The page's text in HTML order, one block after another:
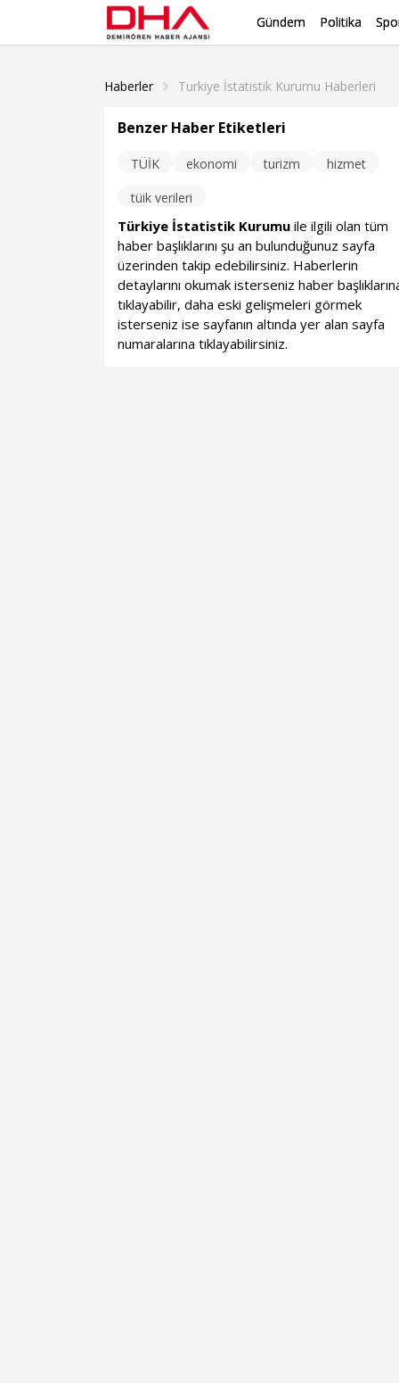
Gündem Politika
Haberler
Turkiye İstatistik Kurumu Haberleri
Benzer Haber Etiketleri
TÜİK ekonomi turizm
hizmet
tüik verileri
Türkiye İstatistik Kurumu ile ilgili olan tüm
haber başlıklarını şu an bulunduğunuz sayfa
üzerinden takip edebilirsiniz. Haberlerin
detaylarını okumak isterseniz haber
tıklayabilir, daha eski gelişmeleri görmek
isterseniz ise sayfanın altında yer alan sayfa
numaralarına tıklayabilirsiniz.